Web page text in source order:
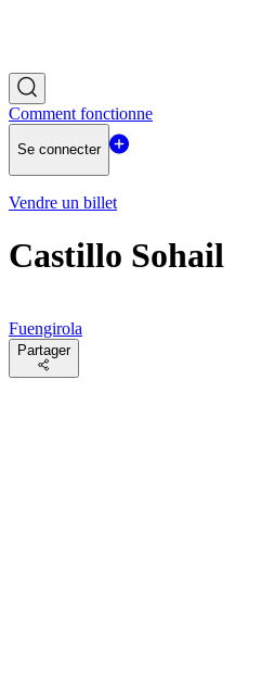
Comment fonctionne
Se connecter
Vendre un billet
Castillo Sohail
Fuengirola
Partager